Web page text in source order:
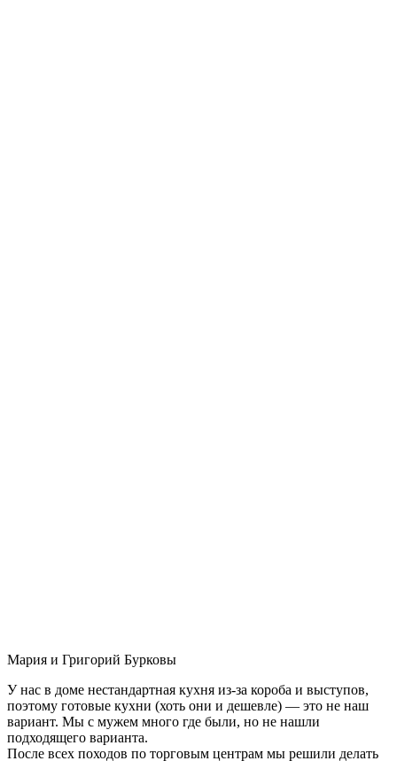
Мария и Григорий Бурковы
У нас в доме нестандартная кухня из-за короба и выступов,
поэтому готовые кухни (хоть они и дешевле) — это не наш
вариант. Мы с мужем много где были, но не нашли
подходящего варианта.
После всех походов по торговым центрам мы решили делать